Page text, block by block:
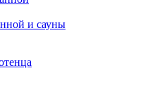
и сауны